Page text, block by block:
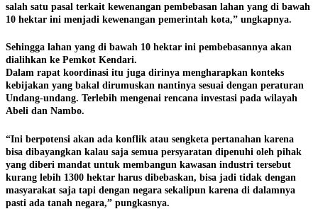
salah satu pasal terkait kewenangan pembebasan lahan yang di bawah
10 hektar ini menjadi kewenangan pemerintah kota,” ungkapnya.
Sehingga lahan yang di bawah 10 hektar ini pembebasannya akan
dialihkan ke Pemkot Kendari.
Dalam rapat koordinasi itu juga dirinya mengharapkan konteks
kebijakan yang bakal dirumuskan nantinya sesuai dengan peraturan
Undang-undang. Terlebih mengenai rencana investasi pada wilayah
Abeli dan Nambo.
“Ini berpotensi akan ada konflik atau sengketa pertanahan karena
bisa dibayangkan kalau saja semua persyaratan dipenuhi oleh pihak
yang diberi mandat untuk membangun kawasan industri tersebut
kurang lebih 1300 hektar harus dibebaskan, bisa jadi tidak dengan
masyarakat saja tapi dengan negara sekalipun karena di dalamnya
pasti ada tanah negara,” pungkasnya.